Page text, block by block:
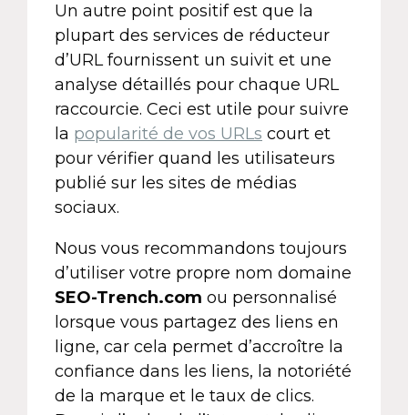
Un autre point positif est que la
plupart des services de réducteur
d’URL fournissent un suivit et une
analyse détaillés pour chaque URL
raccourcie. Ceci est utile pour suivre
la popularité de vos URLs court et
pour vérifier quand les utilisateurs
publié sur les sites de médias
sociaux.
Nous vous recommandons toujours
d’utiliser votre propre nom domaine
SEO-Trench.com ou personnalisé
lorsque vous partagez des liens en
ligne, car cela permet d’accroître la
confiance dans les liens, la notoriété
de la marque et le taux de clics.